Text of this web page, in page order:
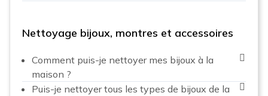
Nettoyage bijoux, montres et accessoires
Comment puis-je nettoyer mes bijoux à la
maison ?
Puis-je nettoyer tous les types de bijoux de la